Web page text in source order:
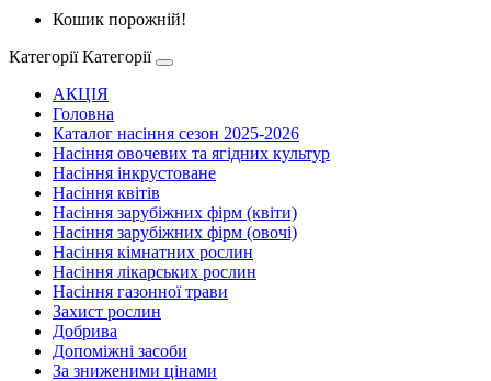
Кошик порожній!
Категорії Категорії
АКЦІЯ
Головна
Каталог насіння сезон 2025-2026
Насіння овочевих та ягідних культур
Насіння інкрустоване
Насіння квітів
Насіння зарубіжних фірм (квіти)
Насіння зарубіжних фірм (овочі)
Насіння кімнатних рослин
Насіння лікарських рослин
Насіння газонної трави
Захист рослин
Добрива
Допоміжні засоби
За зниженими цінами